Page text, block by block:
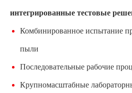
интегрированные тестовые
Комбинированное испытание
пыли
Последовательные рабочие
Крупномасштабные